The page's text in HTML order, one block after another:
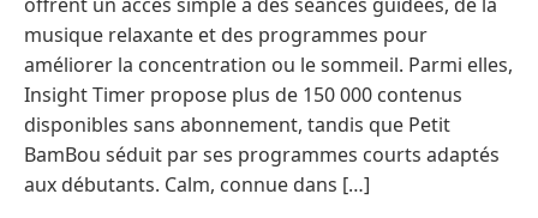
musique relaxante et des programmes pour
améliorer la concentration ou le sommeil. Parmi elles,
Insight Timer propose plus de 150 000 contenus
disponibles sans abonnement, tandis que Petit
BamBou séduit par ses programmes courts adaptés
aux débutants. Calm, connue dans […]